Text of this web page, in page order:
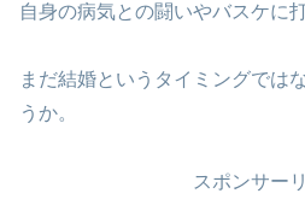
自身の病気との闘いやバスケに
まだ結婚というタイミングでは
うか。
スポンサー